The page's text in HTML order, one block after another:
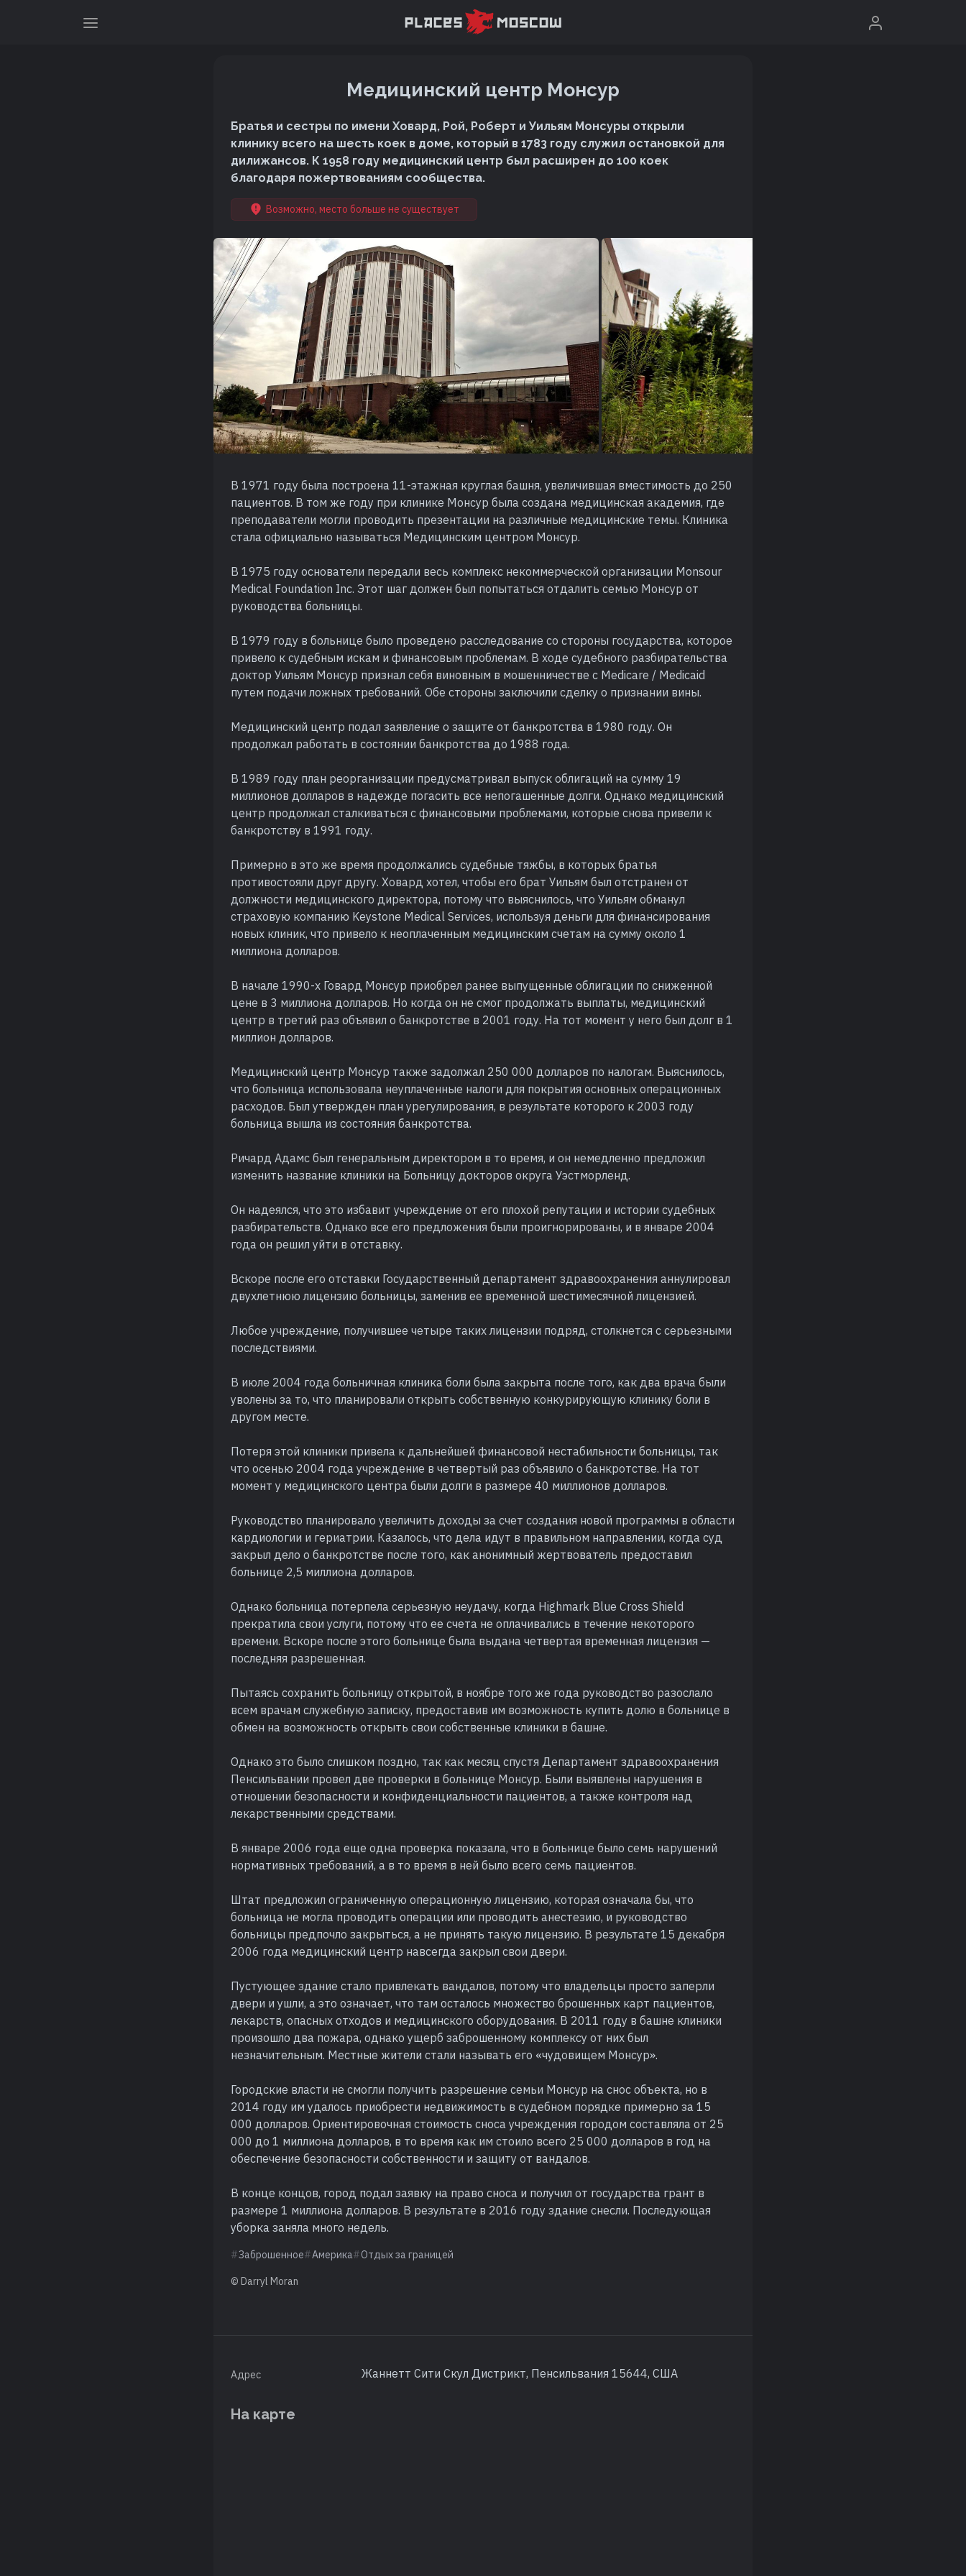
Медицинский центр Монсур
Братья и сестры по имени Ховард, Рой, Роберт и Уильям Монсуры открыли
клинику всего на шесть коек в доме, который в 1783 году служил остановкой для
дилижансов. К 1958 году медицинский центр был расширен до 100 коек
благодаря пожертвованиям сообщества.
Возможно, место больше не существует
В 1971 году была построена 11-этажная круглая башня, увеличившая вместимость до 250
пациентов. В том же году при клинике Монсур была создана медицинская академия, где
преподаватели могли проводить презентации на различные медицинские темы. Клиника
стала официально называться Медицинским центром Монсур.
В 1975 году основатели передали весь комплекс некоммерческой организации Monsour
Medical Foundation Inc. Этот шаг должен был попытаться отдалить семью Монсур от
руководства больницы.
В 1979 году в больнице было проведено расследование со стороны государства, которое
привело к судебным искам и финансовым проблемам. В ходе судебного разбирательства
доктор Уильям Монсур признал себя виновным в мошенничестве с Medicare / Medicaid
путем подачи ложных требований. Обе стороны заключили сделку о признании вины.
Медицинский центр подал заявление о защите от банкротства в 1980 году. Он
продолжал работать в состоянии банкротства до 1988 года.
В 1989 году план реорганизации предусматривал выпуск облигаций на сумму 19
миллионов долларов в надежде погасить все непогашенные долги. Однако медицинский
центр продолжал сталкиваться с финансовыми проблемами, которые снова привели к
банкротству в 1991 году.
Примерно в это же время продолжались судебные тяжбы, в которых братья
противостояли друг другу. Ховард хотел, чтобы его брат Уильям был отстранен от
должности медицинского директора, потому что выяснилось, что Уильям обманул
страховую компанию Keystone Medical Services, используя деньги для финансирования
новых клиник, что привело к неоплаченным медицинским счетам на сумму около 1
миллиона долларов.
В начале 1990-х Говард Монсур приобрел ранее выпущенные облигации по сниженной
цене в 3 миллиона долларов. Но когда он не смог продолжать выплаты, медицинский
центр в третий раз объявил о банкротстве в 2001 году. На тот момент у него был долг в 1
миллион долларов.
Медицинский центр Монсур также задолжал 250 000 долларов по налогам. Выяснилось,
что больница использовала неуплаченные налоги для покрытия основных операционных
расходов. Был утвержден план урегулирования, в результате которого к 2003 году
больница вышла из состояния банкротства.
Ричард Адамс был генеральным директором в то время, и он немедленно предложил
изменить название клиники на Больницу докторов округа Уэстморленд.
Он надеялся, что это избавит учреждение от его плохой репутации и истории судебных
разбирательств. Однако все его предложения были проигнорированы, и в январе 2004
года он решил уйти в отставку.
Вскоре после его отставки Государственный департамент здравоохранения аннулировал
двухлетнюю лицензию больницы, заменив ее временной шестимесячной лицензией.
Любое учреждение, получившее четыре таких лицензии подряд, столкнется с серьезными
последствиями.
В июле 2004 года больничная клиника боли была закрыта после того, как два врача были
уволены за то, что планировали открыть собственную конкурирующую клинику боли в
другом месте.
Потеря этой клиники привела к дальнейшей финансовой нестабильности больницы, так
что осенью 2004 года учреждение в четвертый раз объявило о банкротстве. На тот
момент у медицинского центра были долги в размере 40 миллионов долларов.
Руководство планировало увеличить доходы за счет создания новой программы в области
кардиологии и гериатрии. Казалось, что дела идут в правильном направлении, когда суд
закрыл дело о банкротстве после того, как анонимный жертвователь предоставил
больнице 2,5 миллиона долларов.
Однако больница потерпела серьезную неудачу, когда Highmark Blue Cross Shield
прекратила свои услуги, потому что ее счета не оплачивались в течение некоторого
времени. Вскоре после этого больнице была выдана четвертая временная лицензия —
последняя разрешенная.
Пытаясь сохранить больницу открытой, в ноябре того же года руководство разослало
всем врачам служебную записку, предоставив им возможность купить долю в больнице в
обмен на возможность открыть свои собственные клиники в башне.
Однако это было слишком поздно, так как месяц спустя Департамент здравоохранения
Пенсильвании провел две проверки в больнице Монсур. Были выявлены нарушения в
отношении безопасности и конфиденциальности пациентов, а также контроля над
лекарственными средствами.
В январе 2006 года еще одна проверка показала, что в больнице было семь нарушений
нормативных требований, а в то время в ней было всего семь пациентов.
Штат предложил ограниченную операционную лицензию, которая означала бы, что
больница не могла проводить операции или проводить анестезию, и руководство
больницы предпочло закрыться, а не принять такую ​​лицензию. В результате 15 декабря
2006 года медицинский центр навсегда закрыл свои двери.
Пустующее здание стало привлекать вандалов, потому что владельцы просто заперли
двери и ушли, а это означает, что там осталось множество брошенных карт пациентов,
лекарств, опасных отходов и медицинского оборудования. В 2011 году в башне клиники
произошло два пожара, однако ущерб заброшенному комплексу от них был
незначительным. Местные жители стали называть его «чудовищем Монсур».
Городские власти не смогли получить разрешение семьи Монсур на снос объекта, но в
2014 году им удалось приобрести недвижимость в судебном порядке примерно за 15
000 долларов. Ориентировочная стоимость сноса учреждения городом составляла от 25
000 до 1 миллиона долларов, в то время как им стоило всего 25 000 долларов в год на
обеспечение безопасности собственности и защиту от вандалов.
В конце концов, город подал заявку на право сноса и получил от государства грант в
размере 1 миллиона долларов. В результате в 2016 году здание снесли. Последующая
уборка заняла много недель.
Заброшенное Америка Отдых за границей
© Darryl Moran
Адрес Жаннетт Сити Скул Дистрикт, Пенсильвания 15644, США
На карте